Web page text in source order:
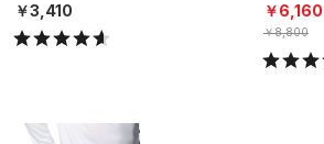
￥3,410 ￥6,160
￥8,800